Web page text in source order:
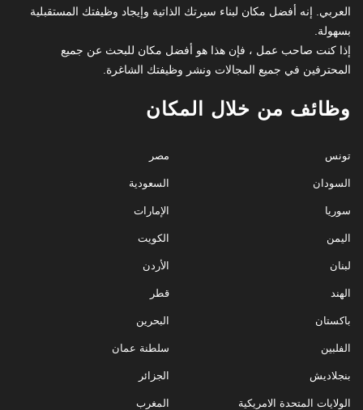
العربي. إنه أفضل مكان لبناء سيرتك الذاتية وإيجاد وظيفتك المستقبلية
بسهولة.
إذا كنت صاحب عمل ، فإن هذا هو أفضل مكان للبحث عن جميع
المحترفين في جميع المجالات ونشر وظيفتك الشاغرة.
وظائف من خلال المكان
مصر
السعودية
الإمارات
الكويت
الأردن
قطر
البحرين
سلطنة عمان
الجزائر
المغرب
تونس
السودان
سوريا
اليمن
لبنان
الهند
باكستان
الفلبين
بنجلاديش
الولايات المتحدة الامريكية